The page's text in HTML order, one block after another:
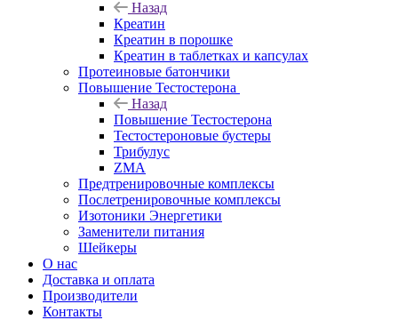
Назад
Креатин
Креатин в порошке
Креатин в таблетках и капсулах
Протеиновые батончики
Повышение Тестостерона
Назад
Повышение Тестостерона
Тестостероновые бустеры
Трибулус
ZMA
Предтренировочные комплексы
Послетренировочные комплексы
Изотоники Энергетики
Заменители питания
Шейкеры
О нас
Доставка и оплата
Производители
Контакты